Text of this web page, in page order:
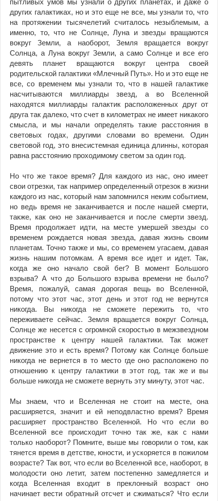
пытливых умов мы узнали о других планетах, и даже о
других галактиках, но и это еще не все, мы узнали то, что
на протяжении тысячелетий считалось незыблемым, а
именно, то, что не Солнце, Луна и звезды вращаются
вокруг Земли, а наоборот, Земля вращается вокруг
Солнца, а Луна вокруг Земли, а само Солнце и все его
девять планет вращаются вокруг центра своей
родительской галактики «Млечный Путь». Но и это еще не
все, со временем мы узнали то, что в нашей галактике
насчитываются миллиарды звезд, а во Вселенной
находятся миллиарды галактик расположенных друг от
друга так далеко, что счет в километрах не имеет никакого
смысла, и мы начали определять такие расстояния в
световых годах, другими словами во времени. Один
световой год, это внесистемная единица длинны, которая
равна расстоянию проходимому светом за один год.
Но что же такое время? Для каждого из нас, оно имеет
свои отрезки, так например определенный отрезок в жизни
каждого из нас, который нам запомнился неким событием,
но ведь время не заканчивается и после нашей смерти,
также, как оно не заканчивается и после смерти звезд.
Время продолжает идти, на месте умершей звезды со
временем рождается новая звезда, давая жизнь своим
планетам. Точно также и мы, со временем угасаем, давая
жизнь нашим потомкам. А время все идет и идет. Так,
когда же оно начало свой бег? В момент Большого
взрыва? А что до Большого взрыва времени не было?
Время, пожалуй, самая дорогая вещь во Вселенной,
потому что этот час, этот день и этот год не вернутся
никогда. Вы никогда не сможете пережить то, что
переживаете сейчас. Земля вращается вокруг Солнца,
Солнце же несется с огромной скоростью в межзвездном
пространстве к центру нашей галактики. Так может
движение это и есть время? Потому как Солнце больше
никогда не вернется в то место где оно расположено по
отношению к центру галактики в этот год, так же и вы
больше никогда не сможете вернуть эту минуту, этот час.
Мы знаем, что и Вселенная не стоит на месте, она
расширяется, значит и ей неподвластно время? Время
расширяет пространство Вселенной. Но что если во
Вселенной все происходит точно так же, как с нами
только наоборот? Помните, выше мы говорили о том, как
тянется время в детстве, юности, и ускоряется в пожилом
возрасте? Так вот, что если во Вселенной все, наоборот, в
молодости оно летит, затем постепенно замедляется и
когда Вселенная входит в преклонный возраст оно
начинает вести обратный отсчет и сжиматься? Что если